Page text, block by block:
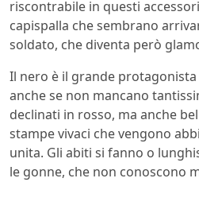
riscontrabile in questi
capispalla che sembrano
soldato, che diventa però
Il nero è il grande
anche se non mancano
declinati in rosso, ma anche
stampe vivaci che vengono
unita. Gli abiti si fanno o
le gonne, che non conoscono